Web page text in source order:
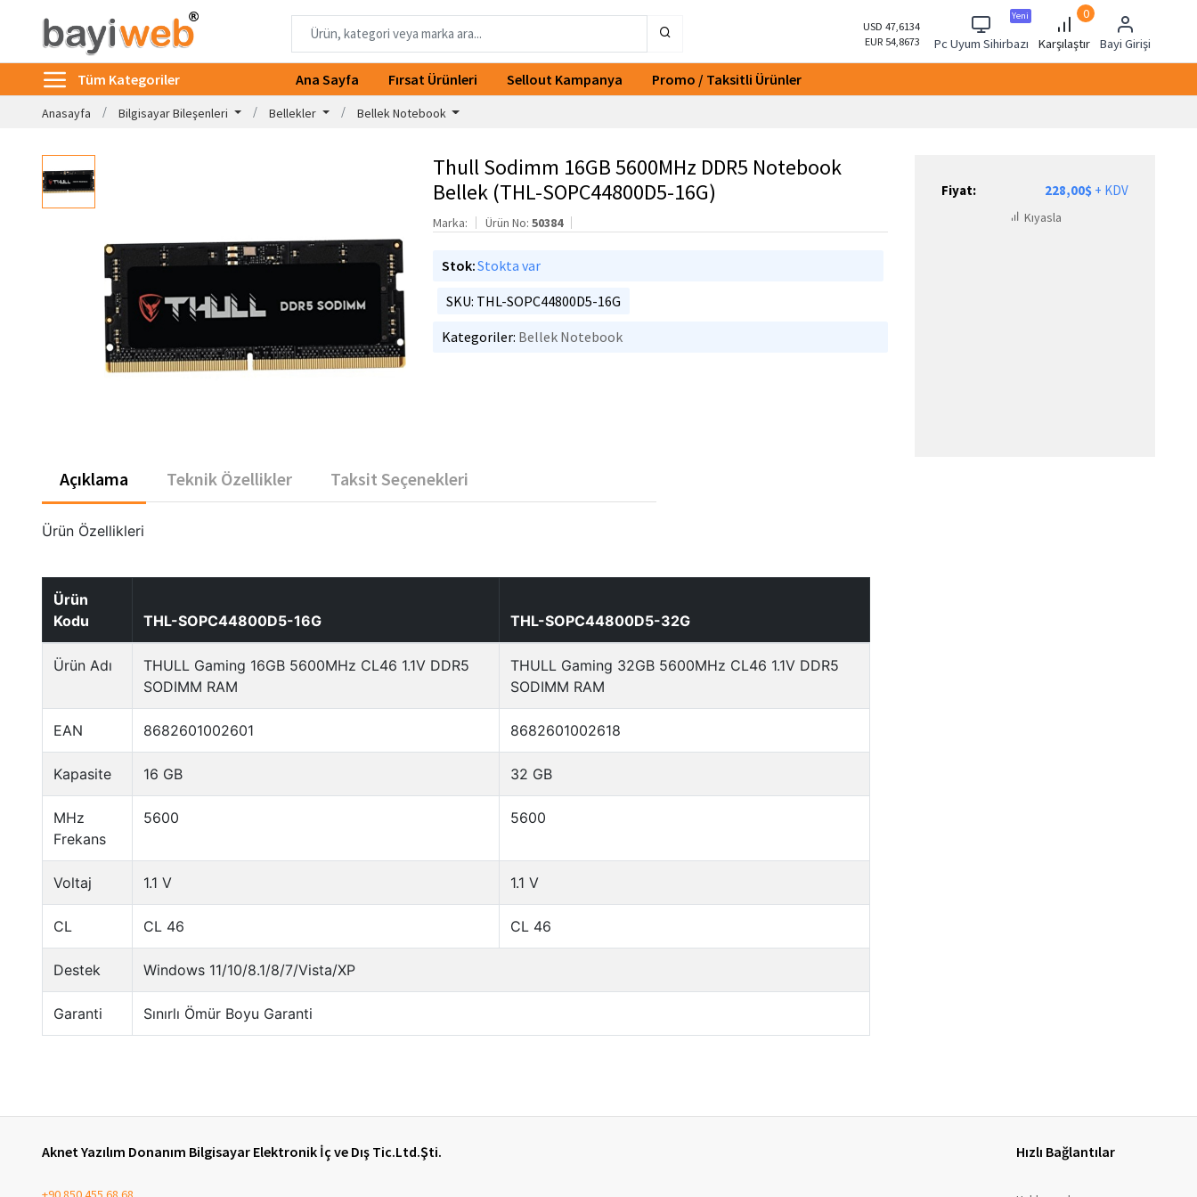
USD 47,6134
EUR 54,8673
Pc Uyum Sihirbazı
Yeni
Karşılaştır
0
Bayi Girişi
Tüm Kategoriler Ana Sayfa Fırsat Ürünleri Sellout Kampanya Promo / Taksitli Ürünler
Anasayfa Bilgisayar Bileşenleri Bellekler Bellek Notebook
Thull Sodimm 16GB 5600MHz DDR5 Notebook
Bellek (THL-SOPC44800D5-16G)
Marka: Ürün No: 50384
Stok:Stokta var
SKU: THL-SOPC44800D5-16G
Kategoriler: Bellek Notebook
Fiyat: 228,00$ + KDV
Kıyasla
Açıklama Teknik Özellikler Taksit Seçenekleri
Aknet Yazılım Donanım Bilgisayar Elektronik İç ve Dış Tic.Ltd.Şti. Hızlı Bağlantılar